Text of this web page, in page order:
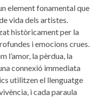
element fonamental que
vida ⁢dels ‌artistes.⁢
històricament per la
i emocions crues.
l’amor, la pèrdua, ​la
connexió immediata
utilitzen⁤ el‍ llenguatge
i cada⁣ paraula